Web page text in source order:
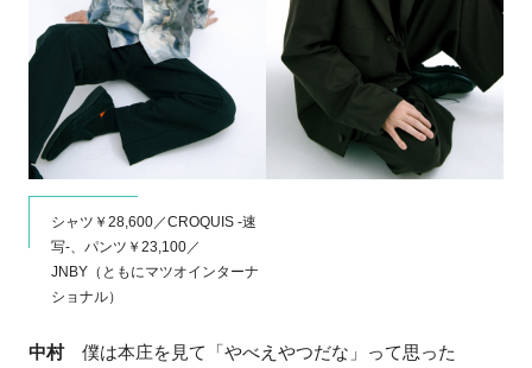
シャツ￥28,600／CROQUIS -速
写-、パンツ￥23,100／
JNBY（ともにマツオインターナ
ショナル）
中村僕は本庄を見て「やべえやつだな」って思った